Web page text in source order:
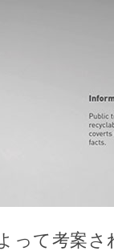
って考案